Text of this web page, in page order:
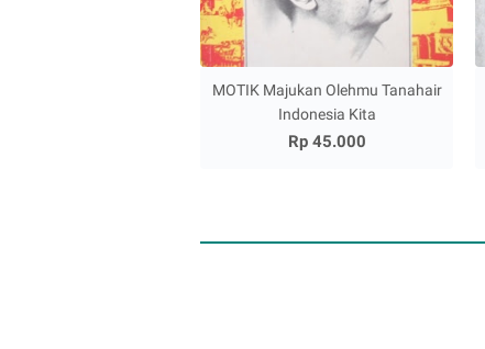
MOTIK Majukan Olehmu Tanahair
Indonesia Kita
Rp 45.000